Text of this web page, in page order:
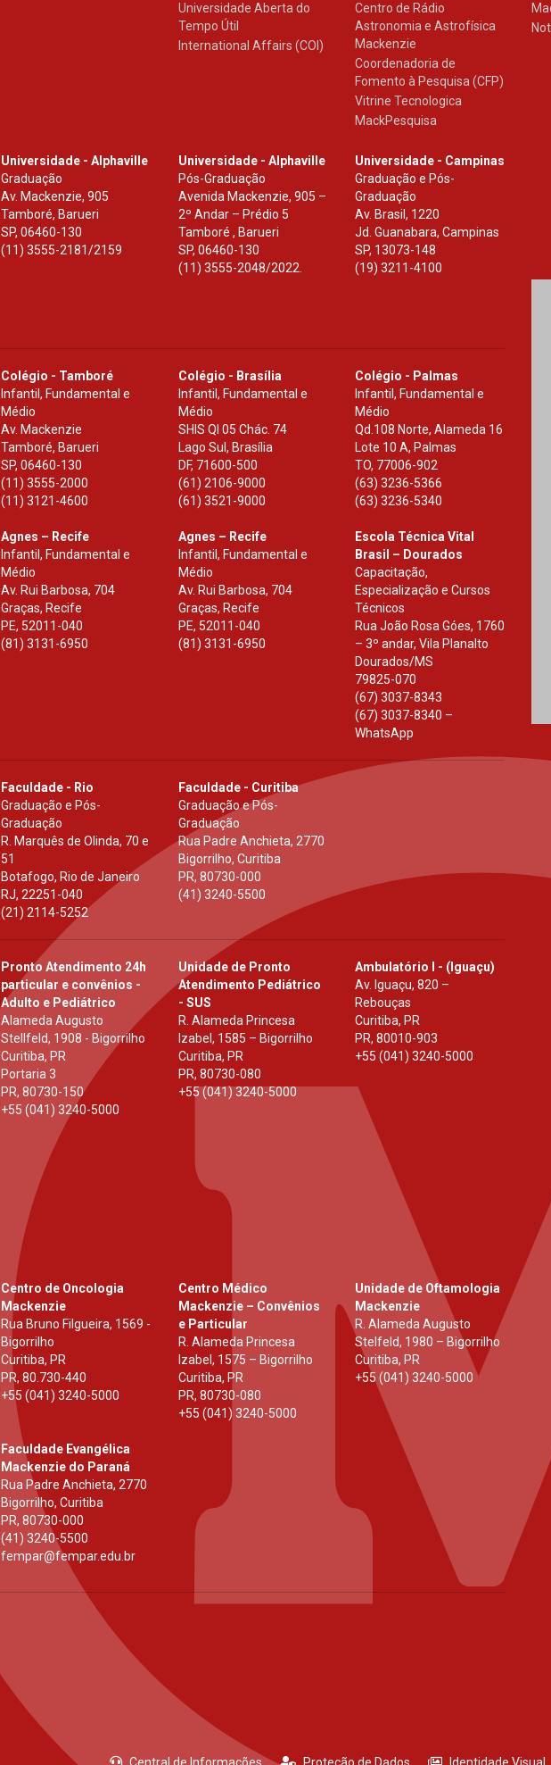
Universidade Aberta do
Tempo Útil
International Affairs (COI)
Centro de Rádio
Astronomia e Astrofísica
Mackenzie
Coordenadoria de
Fomento à Pesquisa (CFP)
Vitrine Tecnologica
MackPesquisa
Universidade - Alphaville
Graduação
Av. Mackenzie, 905
Tamboré, Barueri
SP,06460-130
(11) 3555-2181/2159
Universidade - Alphaville
Pós-Graduação
Avenida Mackenzie, 905 –
2º Andar – Prédio 5
Tamboré , Barueri
SP, 06460-130
(11) 3555-2048/2022.
Universidade - Campinas
Graduação e Pós-
Graduação
Av. Brasil, 1220
Jd. Guanabara, Campinas
SP, 13073-148
(19) 3211-4100
Colégio - Tamboré
Infantil, Fundamental e
Médio
Av. Mackenzie
Tamboré, Barueri
SP,06460-130
(11) 3555-2000
(11) 3121-4600
Colégio - Brasília
Infantil, Fundamental e
Médio
SHIS Ql 05 Chác. 74
Lago Sul, Brasília
DF, 71600-500
(61) 2106-9000
(61) 3521-9000
Colégio - Palmas
Infantil, Fundamental e
Médio
Qd.108 Norte, Alameda 16
Lote 10 A, Palmas
TO, 77006-902
(63) 3236-5366
(63) 3236-5340
Agnes – Recife
Infantil, Fundamental e
Médio
Av. Rui Barbosa, 704
Graças, Recife
PE, 52011-040
(81) 3131-6950
Agnes – Recife
Infantil, Fundamental e
Médio
Av. Rui Barbosa, 704
Graças, Recife
PE, 52011-040
(81) 3131-6950
Escola Técnica Vital
Brasil – Dourados
Capacitação,
Especialização e Cursos
Técnicos
Rua João Rosa Góes, 1760
– 3º andar, Vila Planalto
Dourados/MS
79825-070
(67) 3037-8343
(67) 3037-8340 –
WhatsApp
Faculdade - Rio
Graduação e Pós-
Graduação
R. Marquês de Olinda, 70 e
51
Botafogo, Rio de Janeiro
RJ,22251-040
(21) 2114-5252
Faculdade - Curitiba
Graduação e Pós-
Graduação
Rua Padre Anchieta, 2770
Bigorrilho, Curitiba
PR, 80730-000
(41) 3240-5500
Pronto Atendimento 24h
particular e convênios -
Adulto e Pediátrico
Alameda Augusto
Stellfeld, 1908 - Bigorrilho
Curitiba, PR
Portaria 3
PR,80730-150
+55 (041) 3240-5000
Unidade de Pronto
Atendimento Pediátrico
- SUS
R. Alameda Princesa
Izabel, 1585 – Bigorrilho
Curitiba, PR
PR, 80730-080
+55 (041) 3240-5000
Ambulatório I - (Iguaçu)
Av. Iguaçu, 820 –
Rebouças
Curitiba, PR
PR, 80010-903
+55 (041) 3240-5000
Centro de Oncologia
Mackenzie
Rua Bruno Filgueira, 1569 -
Bigorrilho
Curitiba, PR
PR,80.730-440
+55 (041) 3240-5000
Centro Médico
Mackenzie – Convênios
e Particular
R. Alameda Princesa
Izabel, 1575 – Bigorrilho
Curitiba, PR
PR, 80730-080
+55 (041) 3240-5000
Unidade de Oftamologia
Mackenzie
R. Alameda Augusto
Stelfeld, 1980 – Bigorrilho
Curitiba, PR
+55 (041) 3240-5000
Faculdade Evangélica
Mackenzie do Paraná
Rua Padre Anchieta, 2770
Bigorrilho, Curitiba
PR,80730-000
(41) 3240-5500
fempar@fempar.edu.br